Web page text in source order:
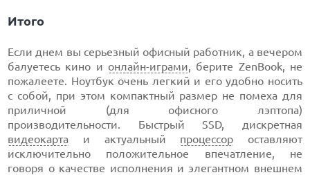
Итого
Если днем вы серьезный офисный работник, а вечером
балуетесь кино и онлайн-играми , берите ZenBook, не
пожалеете. Ноутбук очень легкий и его удобно носить
с собой, при этом компактный размер не помеха для
приличной (для офисного лэптопа)
производительности. Быстрый SSD, дискретная
видеокарта и актуальный процессор оставляют
исключительно положительное впечатление, не
говоря о качестве исполнения и элегантном внешнем